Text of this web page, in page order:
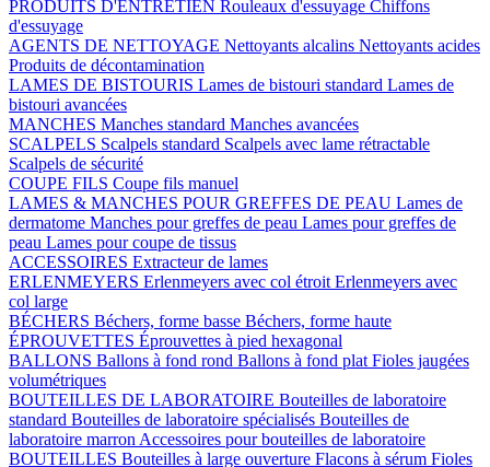
PRODUITS D'ENTRETIEN Rouleaux d'essuyage Chiffons
d'essuyage
AGENTS DE NETTOYAGE Nettoyants alcalins Nettoyants acides
Produits de décontamination
LAMES DE BISTOURIS Lames de bistouri standard Lames de
bistouri avancées
MANCHES Manches standard Manches avancées
SCALPELS Scalpels standard Scalpels avec lame rétractable
Scalpels de sécurité
COUPE FILS Coupe fils manuel
LAMES & MANCHES POUR GREFFES DE PEAU Lames de
dermatome Manches pour greffes de peau Lames pour greffes de
peau Lames pour coupe de tissus
ACCESSOIRES Extracteur de lames
ERLENMEYERS Erlenmeyers avec col étroit Erlenmeyers avec
col large
BÉCHERS Béchers, forme basse Béchers, forme haute
ÉPROUVETTES Éprouvettes à pied hexagonal
BALLONS Ballons à fond rond Ballons à fond plat Fioles jaugées
volumétriques
BOUTEILLES DE LABORATOIRE Bouteilles de laboratoire
standard Bouteilles de laboratoire spécialisés Bouteilles de
laboratoire marron Accessoires pour bouteilles de laboratoire
BOUTEILLES Bouteilles à large ouverture Flacons à sérum Fioles